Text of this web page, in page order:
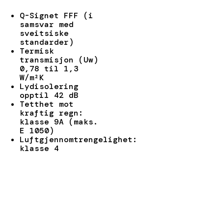
Q-Signet FFF (i
samsvar med
sveitsiske
standarder)
Termisk
transmisjon (Uw)
0,78 til 1,3
W/m²K
Lydisolering
opptil 42 dB
Tetthet mot
kraftig regn:
klasse 9A (maks.
E 1050)
Luftgjennomtrengelighet:
klasse 4